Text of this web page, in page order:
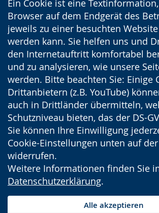
Ein Cookie ist eine
Browser auf dem Endgerät des
jeweils zu einer besuchten
werden kann. Sie helfen uns und
den Internetauftritt komfortabel
und zu analysieren, wie unsere
werden. Bitte beachten Sie: Einige
Drittanbietern (z.B. YouTube)
auch in Drittländer übermitteln,
Schutzniveau bieten, das der DS-
Sie können Ihre Einwilligung
Cookie-Einstellungen unten auf
widerrufen.
Weitere Informationen finden Sie
Datenschutzerklärung.
Alle akzeptieren